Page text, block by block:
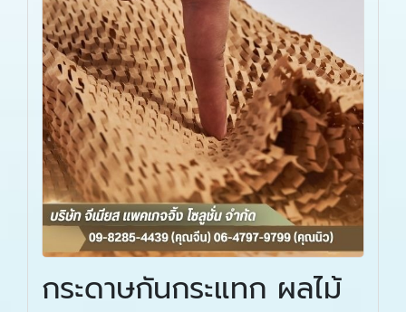
กระดาษกันกระแทก ผลไม้